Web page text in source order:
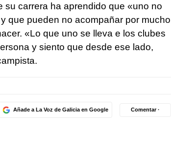
su carrera ha aprendido que «uno no
que pueden no acompañar por mucho
«Lo que uno se lleva e los clubes
y siento que desde ese lado,
Añade a La Voz de Galicia en Google Comentar ·